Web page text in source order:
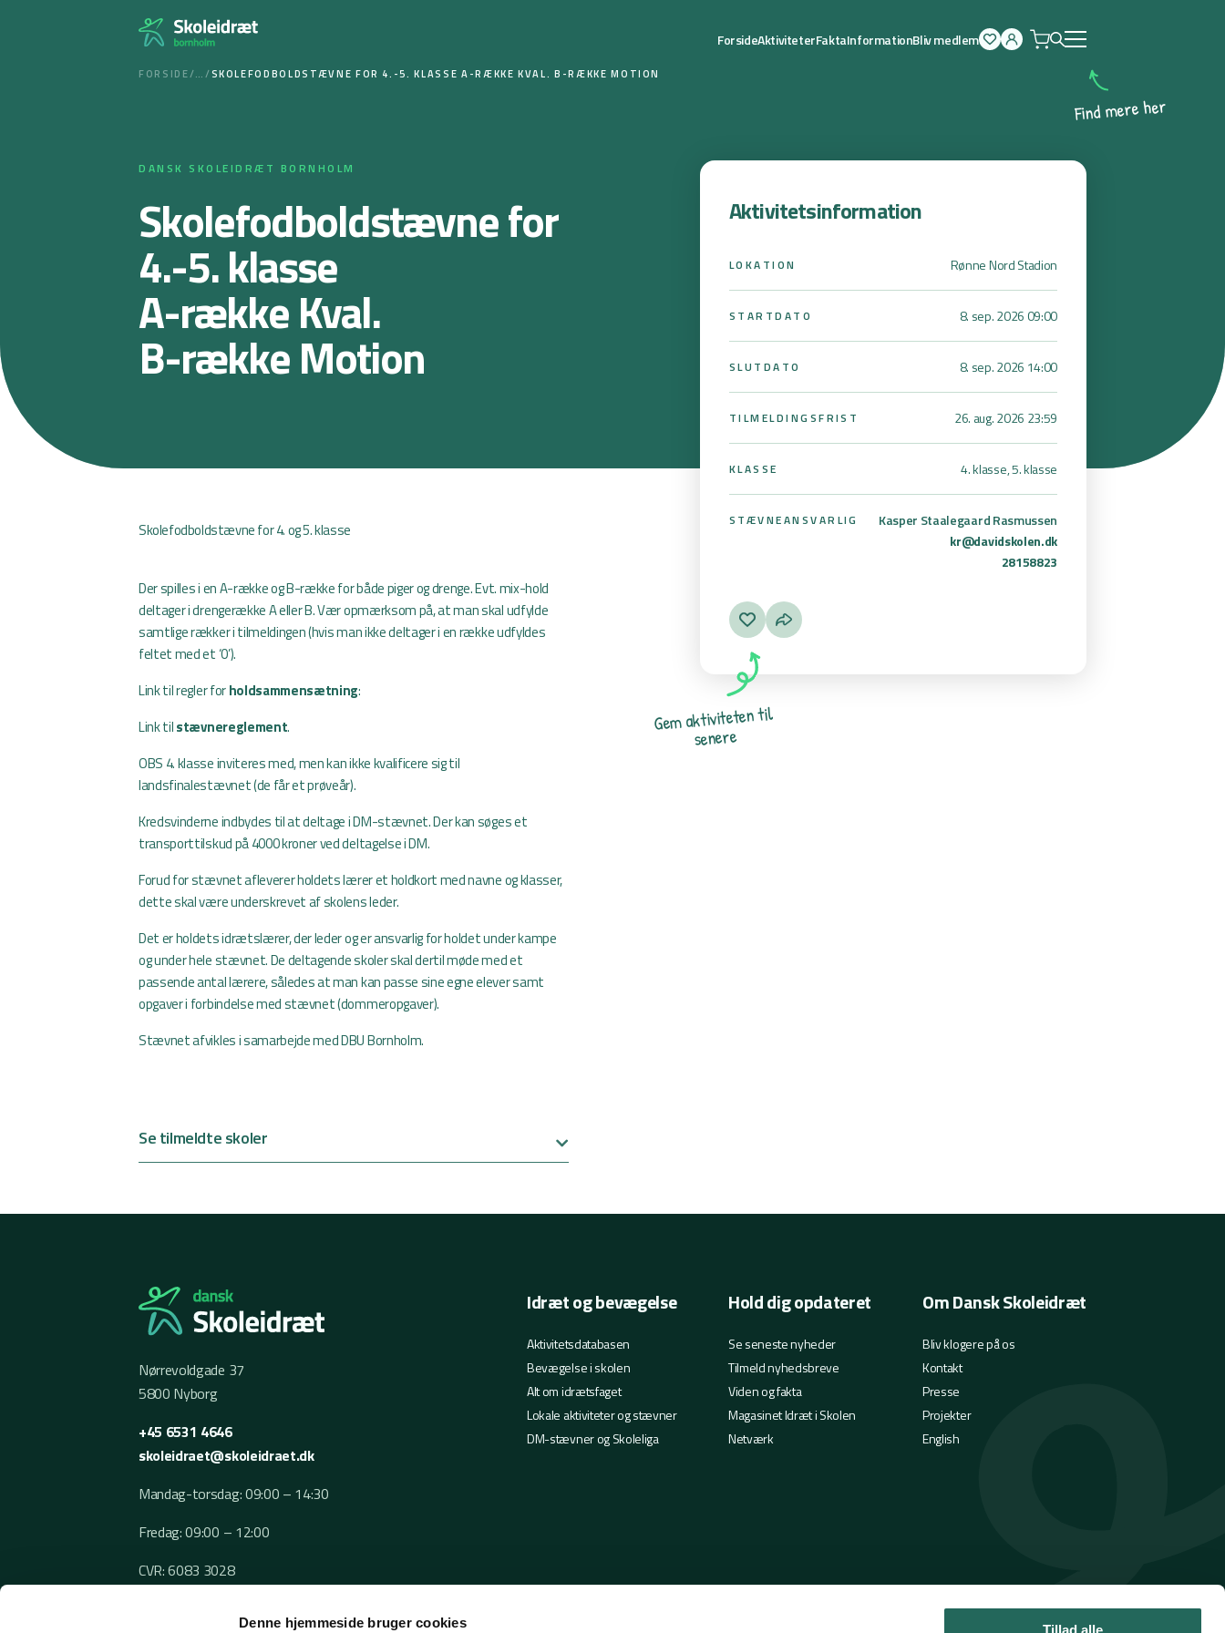
Denne hjemmeside bruger cookies Tillad alle
ForsideAktiviteterFaktaInformationBliv medlem
Åben
Findmereher
FORSIDE/…/SKOLEFODBOLDSTÆVNE FOR 4.-5. KLASSE A-RÆKKE KVAL. B-RÆKKE MOTION
DANSK SKOLEIDRÆT BORNHOLM
Skolefodboldstævne for
4.-5. klasse
A-række Kval.
B-række Motion
Aktivitetsinformation
LOKATION Rønne Nord Stadion
STARTDATO 8. sep. 2026 09:00
SLUTDATO 8. sep. 2026 14:00
TILMELDINGSFRIST 26. aug. 2026 23:59
KLASSE 4. klasse, 5. klasse
STÆVNEANSVARLIG
Kasper Staalegaard Rasmussen
kr@davidskolen.dk
28158823
Gemaktivitetentil
senere
Skolefodboldstævne for 4. og 5. klasse
Der spilles i en A-række og B-række for både piger og drenge. Evt. mix-hold
deltager i drengerække A eller B. Vær opmærksom på, at man skal udfylde
samtlige rækker i tilmeldingen (hvis man ikke deltager i en række udfyldes
feltet med et ‘0’).
Link til regler forholdsammensætning:
Link tilstævnereglement.
OBS 4. klasse inviteres med, men kan ikke kvalificere sig til
landsfinalestævnet (de får et prøveår).
Kredsvinderne indbydes til at deltage i DM-stævnet. Der kan søges et
transporttilskud på 4000 kroner ved deltagelse i DM.
Forud for stævnet afleverer holdets lærer et holdkort med navne og klasser,
dette skal være underskrevet af skolens leder.
Det er holdets idrætslærer, der leder og er ansvarlig for holdet under kampe
og under hele stævnet. De deltagende skoler skal dertil møde med et
passende antal lærere, således at man kan passe sine egne elever samt
opgaver i forbindelse med stævnet (dommeropgaver).
Stævnet afvikles i samarbejde med DBU Bornholm.
Se tilmeldte skoler
Nørrevoldgade 37
5800 Nyborg
+45 6531 4646
skoleidraet@skoleidraet.dk
Mandag-torsdag: 09:00 – 14:30
Fredag: 09:00 – 12:00
CVR: 6083 3028
Idræt og bevægelse
Aktivitetsdatabasen
Bevægelse i skolen
Alt om idrætsfaget
Lokale aktiviteter og stævner
DM-stævner og Skoleliga
Hold dig opdateret
Se seneste nyheder
Tilmeld nyhedsbreve
Viden og fakta
Magasinet Idræt i Skolen
Netværk
Om Dansk Skoleidræt
Bliv klogere på os
Kontakt
Presse
Projekter
English